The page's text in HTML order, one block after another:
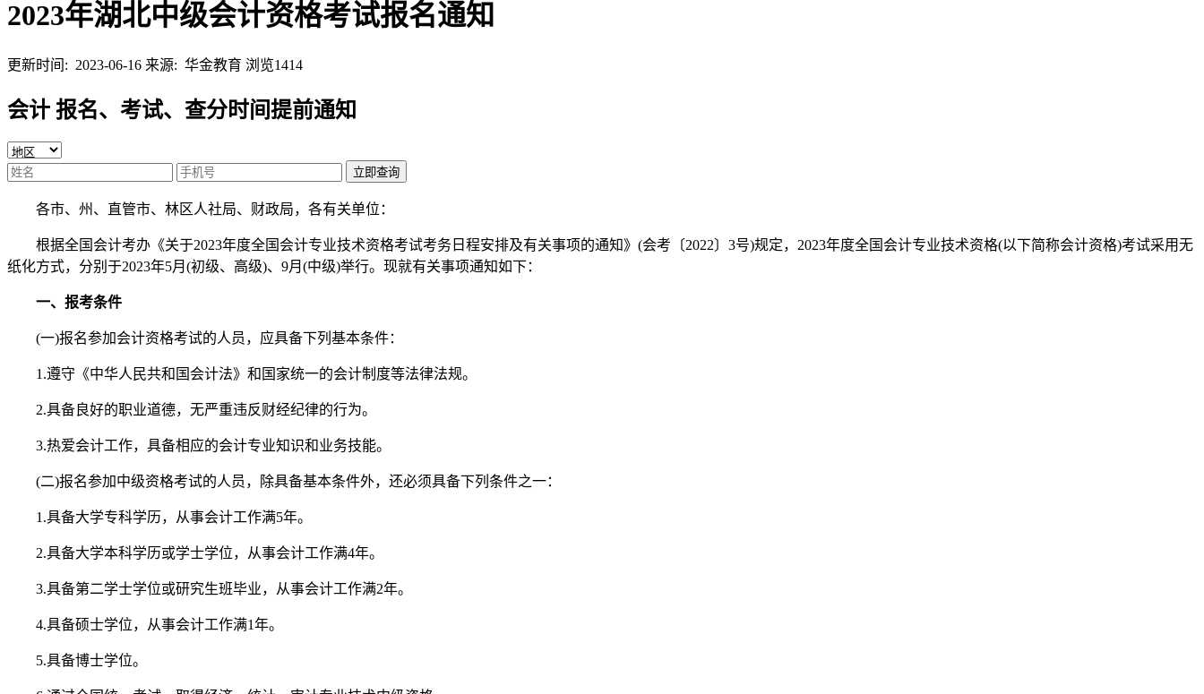
2023年湖北中级会计资格考试报名通知
更新时间: 2023-06-16 来源: 华金教育 浏览1414
会计 报名、考试、查分时间提前通知
立即查询
各市、州、直管市、林区人社局、财政局，各有关单位：
根据全国会计考办《关于2023年度全国会计专业技术资格考试考务日程安排及有关事项的通知》(会考〔2022〕3号)规定，2023年度全国会计专业技术资格(以下简称会计资格)考试采用无
纸化方式，分别于2023年5月(初级、高级)、9月(中级)举行。现就有关事项通知如下：
一、报考条件
(一)报名参加会计资格考试的人员，应具备下列基本条件：
1.遵守《中华人民共和国会计法》和国家统一的会计制度等法律法规。
2.具备良好的职业道德，无严重违反财经纪律的行为。
3.热爱会计工作，具备相应的会计专业知识和业务技能。
(二)报名参加中级资格考试的人员，除具备基本条件外，还必须具备下列条件之一：
1.具备大学专科学历，从事会计工作满5年。
2.具备大学本科学历或学士学位，从事会计工作满4年。
3.具备第二学士学位或研究生班毕业，从事会计工作满2年。
4.具备硕士学位，从事会计工作满1年。
5.具备博士学位。